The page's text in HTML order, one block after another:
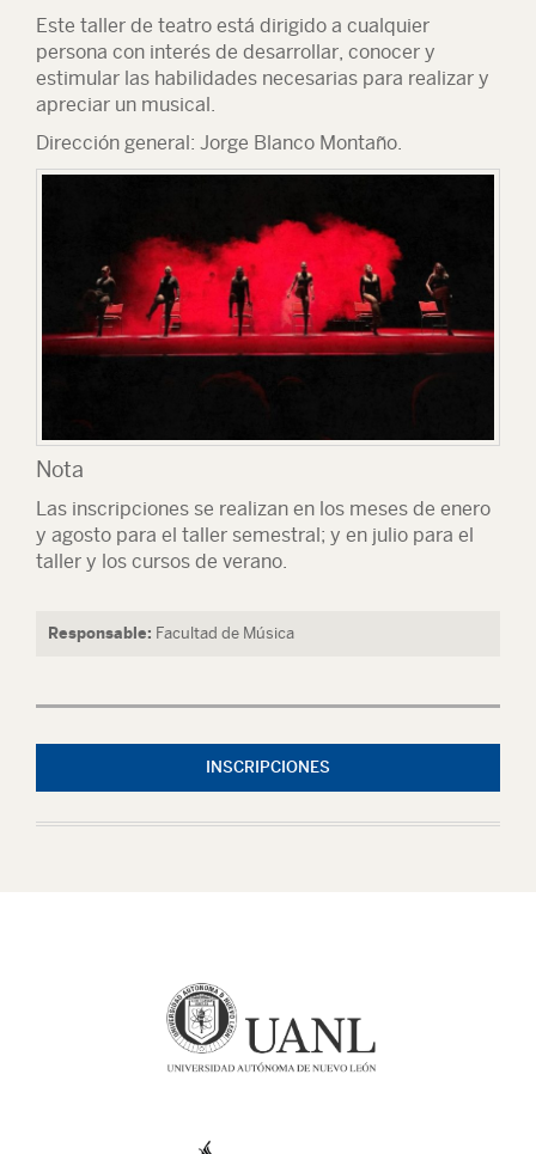
Este taller de teatro está dirigido a cualquier
persona con interés de desarrollar, conocer y
estimular las habilidades necesarias para realizar y
apreciar un musical.
Dirección general: Jorge Blanco Montaño.
Nota
Las inscripciones se realizan en los meses de enero
y agosto para el taller semestral; y en julio para el
taller y los cursos de verano.
Responsable: Facultad de Música
INSCRIPCIONES